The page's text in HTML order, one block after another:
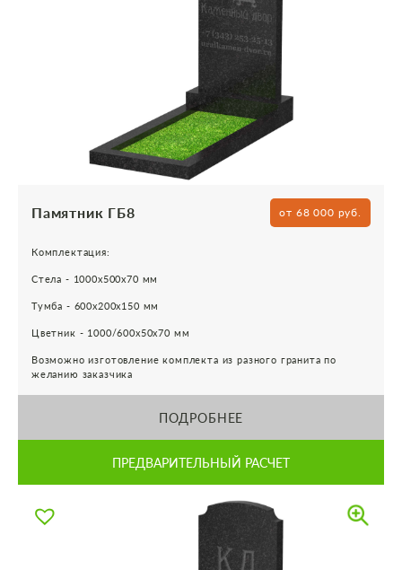
Памятник ГБ8 от 68 000 руб.
Комплектация:
Стела - 1000х500х70 мм
Тумба - 600х200х150 мм
Цветник - 1000/600х50х70 мм
Возможно изготовление комплекта из разного гранита по
желанию заказчика
ПОДРОБНЕЕ
ПРЕДВАРИТЕЛЬНЫЙ РАСЧЕТ